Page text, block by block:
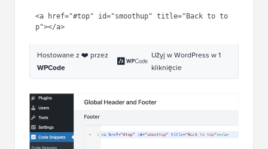
<a href="#top" id="smoothup" title="Back to to
p"></a>
Hostowane z ❤️ przez
WPCode
Użyj w WordPress w 1
kliknięcie